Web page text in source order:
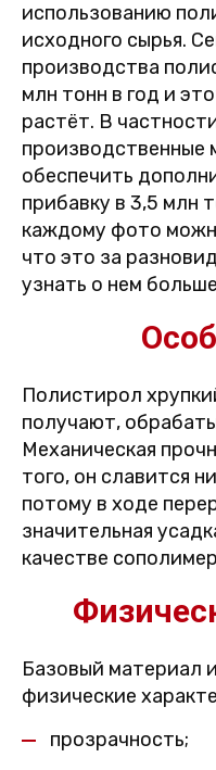
использованию
исходного сырья.
производства
млн тонн в год и
растёт. В
производственные
обеспечить
прибавку в 3,5 млн
каждому фото
что это за
узнать о нем
Полистирол
получают,
Механическая
того, он славится
потому в ходе
значительная
качестве
Базовый материал
физические
прозрачность;